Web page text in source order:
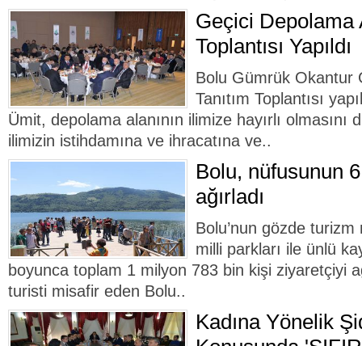
Geçici Depolama
Toplantısı Yapıldı
Bolu Gümrük Okantur
Tanıtım Toplantısı
Ümit, depolama alanının ilimize hayırlı olmasını
ilimizin istihdamına ve ihracatına ve..
Bolu, nüfusunun
ağırladı
Bolu’nun gözde
milli parkları ile ünlü
boyunca toplam 1 milyon 783 bin kişi ziyaretçiyi
turisti misafir eden Bolu..
Kadına Yönelik